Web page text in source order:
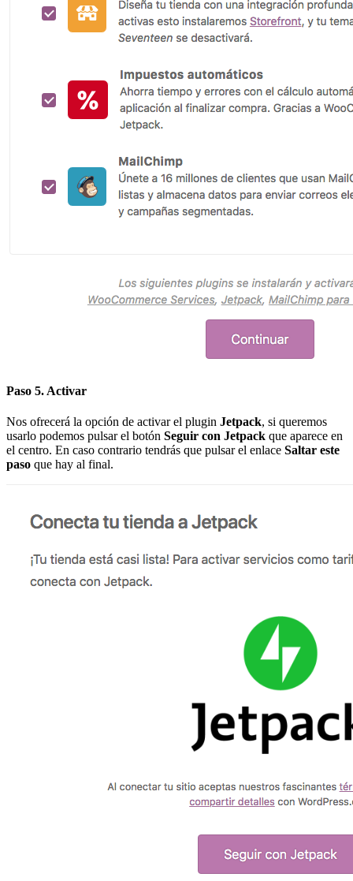
Paso 5. Activar
Nos ofrecerá la opción de activar el plugin Jetpack, si queremos
usarlo podemos pulsar el botón Seguir con Jetpack que aparece en
el centro. En caso contrario tendrás que pulsar el enlace Saltar este
paso que hay al final.